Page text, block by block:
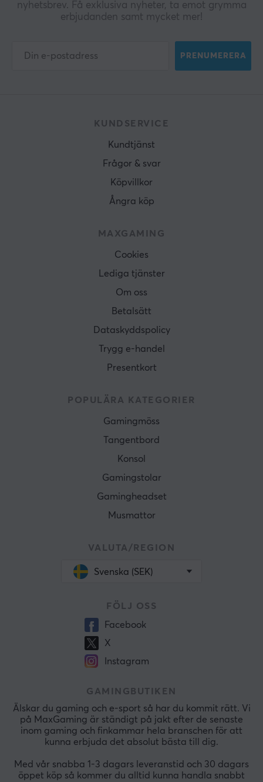
nyhetsbrev. Få exklusiva nyheter, ta emot grymma
erbjudanden samt mycket mer!
PRENUMERERA
KUNDSERVICE
Kundtjänst
Frågor & svar
Köpvillkor
Ångra köp
MAXGAMING
Cookies
Lediga tjänster
Om oss
Betalsätt
Dataskyddspolicy
Trygg e-handel
Presentkort
POPULÄRA KATEGORIER
Gamingmöss
Tangentbord
Konsol
Gamingstolar
Gamingheadset
Musmattor
VALUTA/REGION
Svenska (SEK)
FÖLJ OSS
Facebook
X
Instagram
GAMINGBUTIKEN
Älskar du gaming och e-sport så har du kommit rätt. Vi
på MaxGaming är ständigt på jakt efter de senaste
inom gaming och finkammar hela branschen för att
kunna erbjuda det absolut bästa till dig.
Med vår snabba 1-3 dagars leveranstid och 30 dagars
öppet köp så kommer du alltid kunna handla snabbt